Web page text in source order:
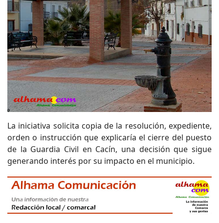
La iniciativa solicita copia de la resolución, expediente,
orden o instrucción que explicaría el cierre del puesto
de la Guardia Civil en Cacín, una decisión que sigue
generando interés por su impacto en el municipio.